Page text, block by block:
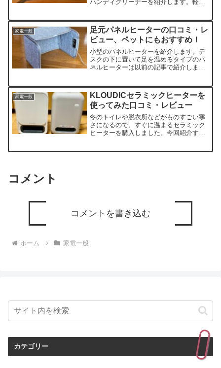
ハンディクリーナーを紹介します。軽く
家電一般
足元パネルヒーターの口コミ・レ
ビュー、ペットにもおすすめ！
小型のパネルヒーターを紹介します。デ
スクの下に置いて足を温めるタイプのパ
ネルヒーターは以前の記事で紹介しまし
ーターは以前に紹介し...
家電一般
KLOUDICセラミックヒーターを
使ってみた口コミ・レビュー
冬のトイレや脱衣所などがものすごい寒
さになるので、すぐに温まるセラミック
ヒーターを購入しました。今回紹介する
コメント
コメントを書き込む
ホーム 家電一般
カテゴリー